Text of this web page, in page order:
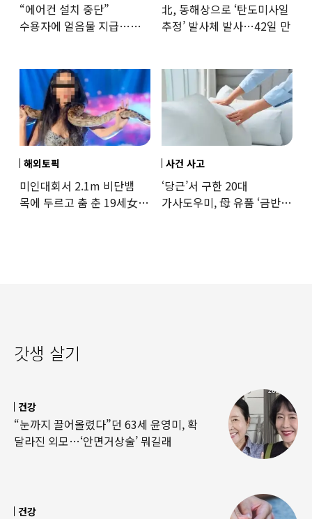
“에어컨 설치 중단”
수용자에 얼음물 지급…
北, 동해상으로 ‘탄도미사일
추정’ 발사체 발사…42일 만
해외토픽
미인대회서 2.1m 비단뱀
목에 두르고 춤 춘 19세女
사건 사고
‘당근’서 구한 20대
가사도우미, 母 유품 ‘금반지
갓생 살기
건강
“눈까지 끌어올렸다”던 63세 윤영미, 확
달라진 외모…‘안면거상술’ 뭐길래
건강